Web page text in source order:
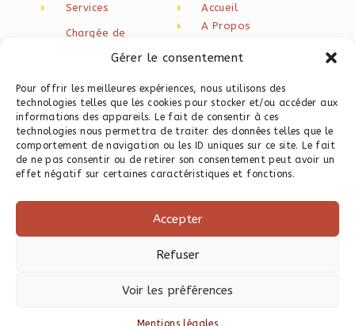
Gérer le consentement
Pour offrir les meilleures expériences, nous utilisons des
technologies telles que les cookies pour stocker et/ou accéder aux
informations des appareils. Le fait de consentir à ces
technologies nous permettra de traiter des données telles que le
comportement de navigation ou les ID uniques sur ce site. Le fait
de ne pas consentir ou de retirer son consentement peut avoir un
effet négatif sur certaines caractéristiques et fonctions.
Accepter
Refuser
Voir les préférences
Mentions légales
Services
Chargée de
freelance
Création de contenu
Rédaction web seo
Programme
Instagram
Programme Site Web
Ressources
Accueil
A Propos
Newsletter